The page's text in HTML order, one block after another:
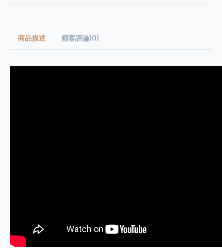
商品描述 顧客評論(0)